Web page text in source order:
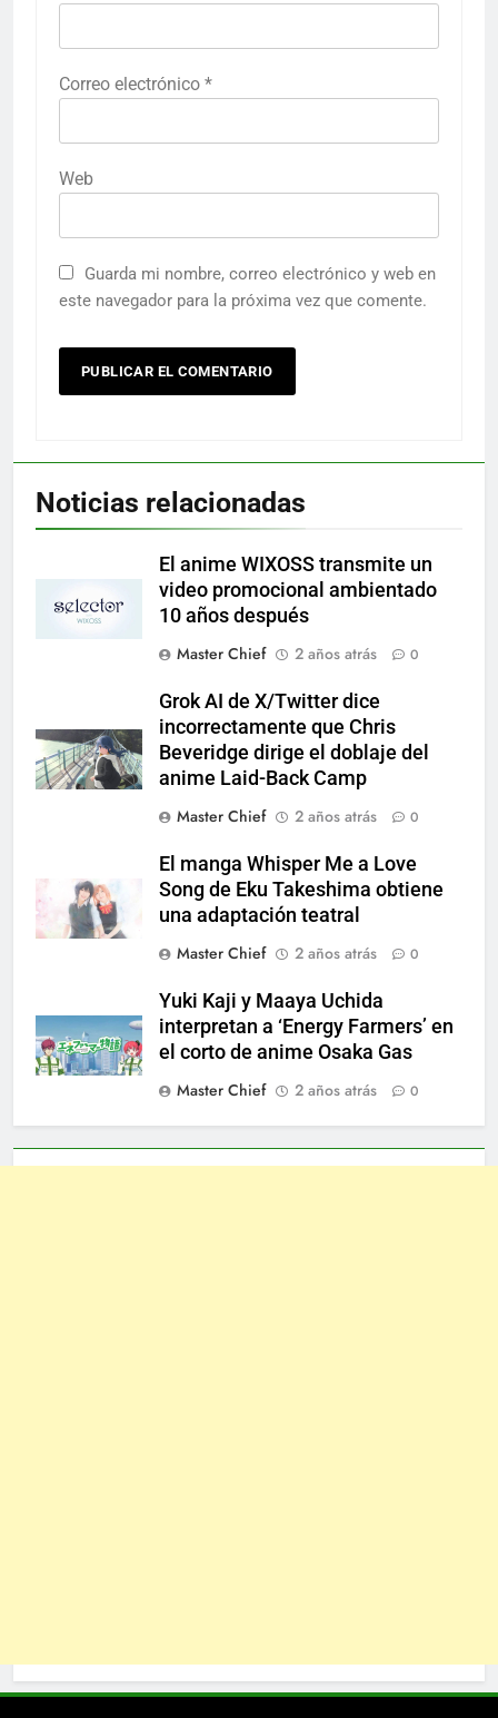
Correo electrónico *
Web
Guarda mi nombre, correo electrónico y web en
este navegador para la próxima vez que comente.
Noticias relacionadas
El anime WIXOSS transmite un
video promocional ambientado
10 años después
Master Chief
2 años atrás 0
Grok AI de X/Twitter dice
incorrectamente que Chris
Beveridge dirige el doblaje del
anime Laid-Back Camp
Master Chief
2 años atrás 0
El manga Whisper Me a Love
Song de Eku Takeshima obtiene
una adaptación teatral
Master Chief
2 años atrás 0
Yuki Kaji y Maaya Uchida
interpretan a ‘Energy Farmers’ en
el corto de anime Osaka Gas
Master Chief
2 años atrás 0